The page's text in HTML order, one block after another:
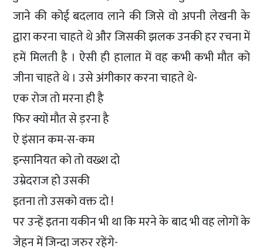
जाने की कोई बदलाव लाने की जिसे वो अपनी लेखनी के
द्वारा करना चाहते थे और जिसकी झलक उनकी हर रचना में
हमें मिलती है । ऐसी ही हालात में वह कभी कभी मौत को
जीना चाहते थे । उसे अंगीकार करना चाहते थे-
एक रोज तो मरना ही है
फिर क्यों मौत से ड़रना है
ऐ इंसान कम-स-कम
इन्सानियत को तो वख्श दो
उम्रेदराज हो उसकी
इतना तो उसको वक्त दो !
पर उन्हें इतना यकीन भी था कि मरने के बाद भी वह लोगों के
जेहन में जिन्दा जरुर रहेंगे-